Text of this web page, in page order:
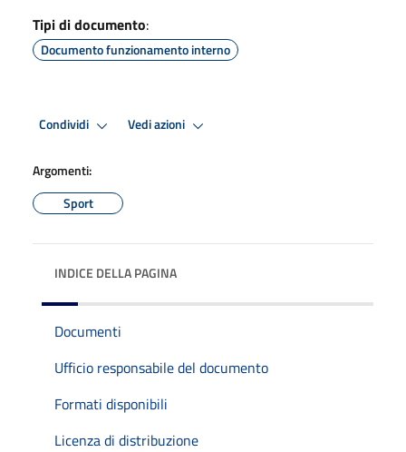
Tipi di documento:
Documento funzionamento interno
Condividi Vedi azioni
Argomenti:
Sport
INDICE DELLA PAGINA
Documenti
Ufficio responsabile del documento
Formati disponibili
Licenza di distribuzione